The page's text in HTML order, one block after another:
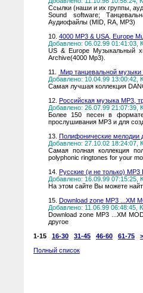
Ссылки (наши и их группы,
Sound software;
Аудиофайлы (MID, RA, MP3)
10. 4000 MP3 & USA, Europe
Добавлено: 06.02.99 01:41:03,
US & Europe Музыкальный
Archive(4000 Mp3).
11.
Мир танцевальной
Добавлено: 10.04.99 13:00:42,
Самая лучшая коллекция
12. Российская музыка MP3,
Добавлено: 26.07.99 21:07:39,
Более 150 песен в
прослушивания MP3 и для
13. Полифонические мелодии
Добавлено: 27.10.02 18:24:07,
Самая полная коллекция
polyphonic ringtones for your
14. Русские (и не только)
Добавлено: 16.09.99 07:15:25,
На этом сайте Вы можете
15. Download zone MP3 ...XM
Добавлено: 11.06.99 06:48:45,
Download zone MP3 ...XM
другое
1-15
16-30 31-45 46-60 61-75
Полный список